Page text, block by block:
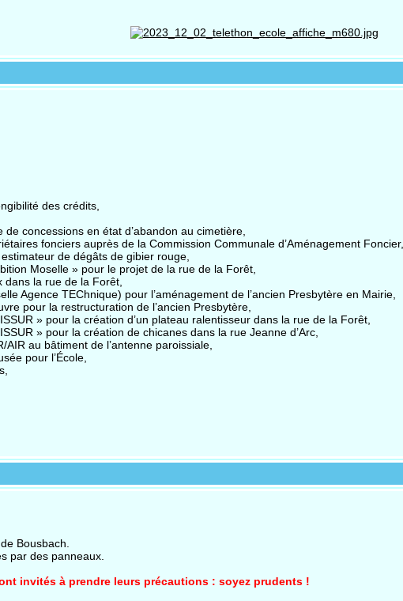
des crédits,
concessions en état d’abandon au cimetière,
fonciers auprès de la Commission Communale d’Aménagement Foncier,
de dégâts de gibier rouge,
Moselle » pour le projet de la rue de la Forêt,
la rue de la Forêt,
Agence TEChnique) pour l’aménagement de l’ancien Presbytère en Mairie,
pour la restructuration de l’ancien Presbytère,
» pour la création d’un plateau ralentisseur dans la rue de la Forêt,
» pour la création de chicanes dans la rue Jeanne d’Arc,
au bâtiment de l’antenne paroissiale,
pour l’École,
Bousbach.
par des panneaux.
invités à prendre leurs précautions : soyez prudents !